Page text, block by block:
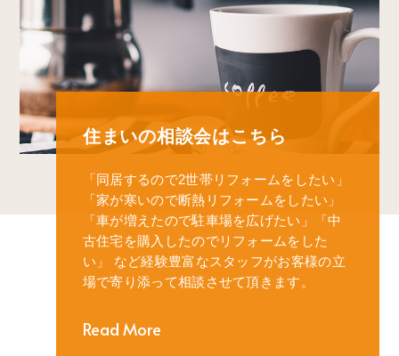
住まいの相談会はこちら
「同居するので2世帯リフォームをしたい」
「家が寒いので断熱リフォームをしたい」
「車が増えたので駐車場を広げたい」
「中
古住宅を購入したのでリフォームをした
い」
など経験豊富なスタッフがお客様の立
場で寄り添って相談させて頂きます。
Read More